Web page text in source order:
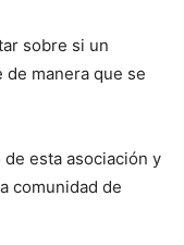
sobre si un
manera que se
esta asociación y
comunidad de